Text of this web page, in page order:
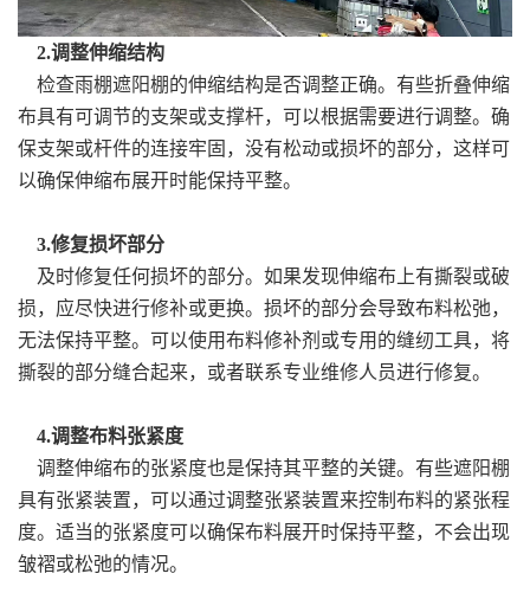
2.调整伸缩结构
检查雨棚遮阳棚的伸缩结构是否调整正确。有些折叠伸缩
布具有可调节的支架或支撑杆，可以根据需要进行调整。确
保支架或杆件的连接牢固，没有松动或损坏的部分，这样可
以确保伸缩布展开时能保持平整。
3.修复损坏部分
及时修复任何损坏的部分。如果发现伸缩布上有撕裂或破
损，应尽快进行修补或更换。损坏的部分会导致布料松弛，
无法保持平整。可以使用布料修补剂或专用的缝纫工具，将
撕裂的部分缝合起来，或者联系专业维修人员进行修复。
4.调整布料张紧度
调整伸缩布的张紧度也是保持其平整的关键。有些遮阳棚
具有张紧装置，可以通过调整张紧装置来控制布料的紧张程
度。适当的张紧度可以确保布料展开时保持平整，不会出现
皱褶或松弛的情况。